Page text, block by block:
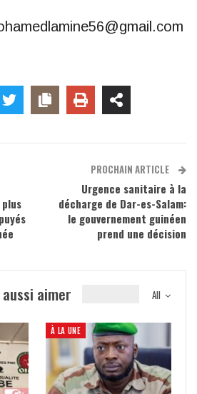
PROCHAIN ARTICLE
Urgence sanitaire à la
décharge de Dar-es-Salam:
le gouvernement guinéen
prend une décision
All
aimer
À LA UNE